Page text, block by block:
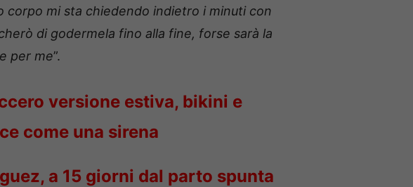
corpo mi sta chiedendo indietro i minuti con
di godermela fino alla fine, forse sarà la
per me”.
versione estiva, bikini e
come una sirena
a 15 giorni dal parto spunta